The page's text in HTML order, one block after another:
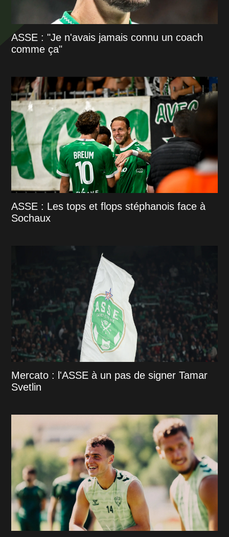
ASSE : "Je n'avais jamais connu un coach
comme ça"
ASSE : Les tops et flops stéphanois face à
Sochaux
Mercato : l'ASSE à un pas de signer Tamar
Svetlin